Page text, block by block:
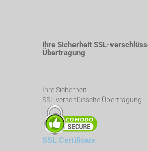
Ihre Sicherheit SSL-
Übertragung
Ihre Sicherheit
SSL-verschlüsselte Übertragung
SSL Certificate